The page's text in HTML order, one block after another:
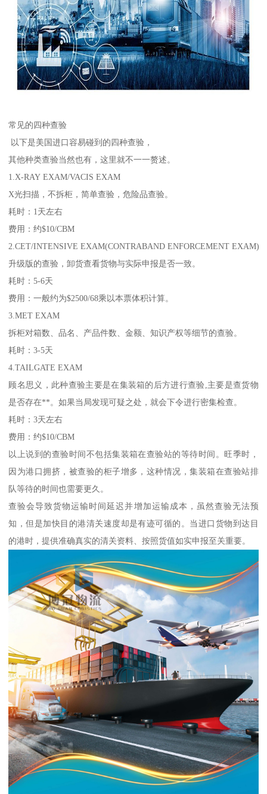
常见的四种查验
以下是美国进口容易碰到的四种查验，
其他种类查验当然也有，这里就不一一赘述。
1.X-RAY EXAM/VACIS EXAM
X光扫描，不拆柜，简单查验，危险品查验。
耗时：1天左右
费用：约$10/CBM
2.CET/INTENSIVE EXAM(CONTRABAND ENFORCEMENT EXAM)
升级版的查验，卸货查看货物与实际申报是否一致。
耗时：5-6天
费用：一般约为$2500/68乘以本票体积计算。
3.MET EXAM
拆柜对箱数、品名、产品件数、金额、知识产权等细节的查验。
耗时：3-5天
4.TAILGATE EXAM
顾名思义，此种查验主要是在集装箱的后方进行查验,主要是查货物
是否存在**。如果当局发现可疑之处，就会下令进行密集检查。
耗时：3天左右
费用：约$10/CBM
以上说到的查验时间不包括集装箱在查验站的等待时间。旺季时，
因为港口拥挤，被查验的柜子增多，这种情况，集装箱在查验站排
队等待的时间也需要更久。
查验会导致货物运输时间延迟并增加运输成本，虽然查验无法预
知，但是加快目的港清关速度却是有迹可循的。当进口货物到达目
的港时，提供准确真实的清关资料、按照货值如实申报至关重要。